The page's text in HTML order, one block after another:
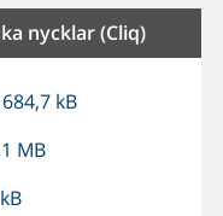
nycklar (Cliq)
kB
MB